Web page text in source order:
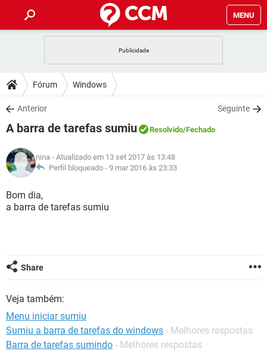
MENU
CELULAR
OUTLOOK
INSTAGRAM GMAIL
GUIA DE COMPRAS
DICAS
JOGOS
INSTAGRAM GMAIL
GUIA DE COMPRAS
DOWNLOADS
JOGOS WHATSAPP
CELULAR
OUTLOOK EXCEL
INSTAGRAM
GUIA DE COMPRAS
JOGOS WHATSAPP
CELULAR
OUTLOOK
GLOSSÁRIO
JOGOS
CELULAR
GUIA DE COMPRAS
Fórum Windows
Anterior Seguinte
A barra de tarefas sumiu Resolvido/Fechado
nina - Atualizado em 13 set 2017 às 13:48
Perfil bloqueado - 9 mar 2016 às 23:33
Bom dia,
a barra de tarefas sumiu
Share
Veja também:
Menu iniciar sumiu
Sumiu a barra de tarefas do windows - Melhores respostas
Barra de tarefas sumindo - Melhores respostas